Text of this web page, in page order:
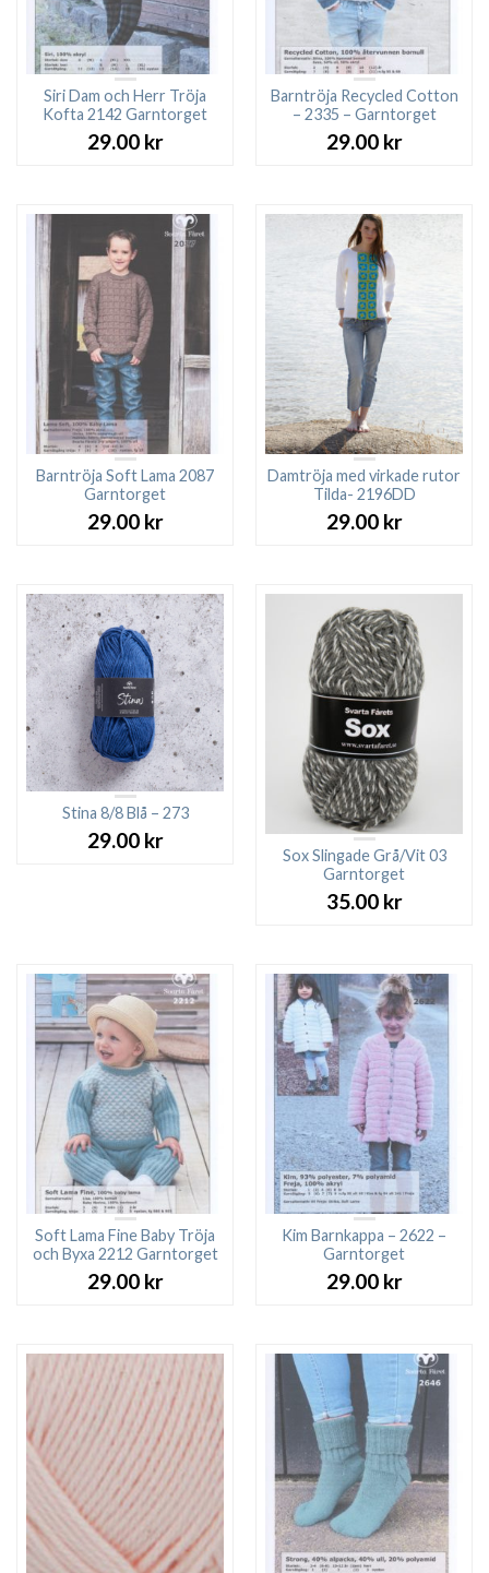
Siri Dam och Herr Tröja
Kofta 2142 Garntorget
29.00 kr
Barntröja Recycled Cotton
– 2335 – Garntorget
29.00 kr
Barntröja Soft Lama 2087
Garntorget
29.00 kr
Damtröja med virkade rutor
Tilda- 2196DD
29.00 kr
Stina 8/8 Blå – 273
29.00 kr
Sox Slingade Grå/Vit 03
Garntorget
35.00 kr
Soft Lama Fine Baby Tröja
och Byxa 2212 Garntorget
29.00 kr
Kim Barnkappa – 2622 –
Garntorget
29.00 kr